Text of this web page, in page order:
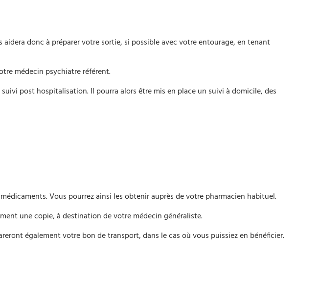
donc à préparer votre sortie, si possible avec votre entourage, en tenant
médecin psychiatre référent.
post hospitalisation. Il pourra alors être mis en place un suivi à domicile, des
Vous pourrez ainsi les obtenir auprès de votre pharmacien habituel.
une copie, à destination de votre médecin généraliste.
également votre bon de transport, dans le cas où vous puissiez en bénéficier.